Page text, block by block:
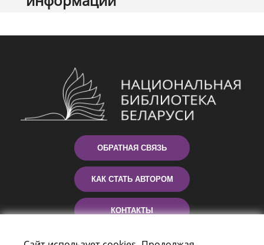
ОБРАТНАЯ СВЯЗЬ
КАК СТАТЬ АВТОРОМ
КОНТАКТЫ
ПОМОЩЬ